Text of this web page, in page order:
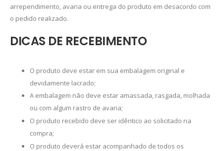
arrependimento, avaria ou entrega do produto em desacordo com
o pedido realizado.
DICAS DE RECEBIMENTO
O produto deve estar em sua embalagem original e
devidamente lacrado;
A embalagem não deve estar amassada, rasgada, molhada
ou com algum rastro de avaria;
O produto recebido deve ser idêntico ao solicitado na
compra;
O produto deverá estar acompanhado de todos os